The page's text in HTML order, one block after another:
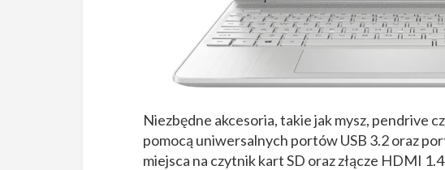
Niezbędne akcesoria, takie jak mysz, pendrive
pomocą uniwersalnych portów USB 3.2 oraz
miejsca na czytnik kart SD oraz złącze HDMI